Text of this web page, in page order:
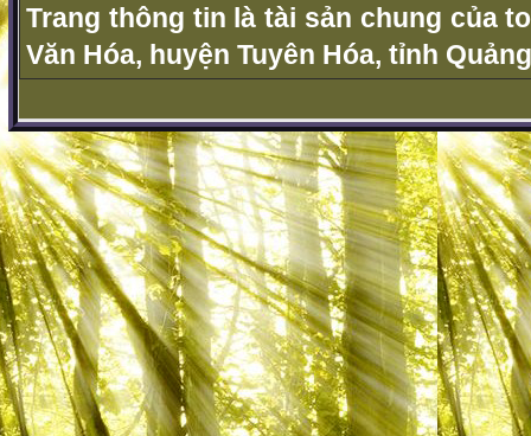
Trang thông tin là tài sản chung của
Văn Hóa, huyện Tuyên Hóa, tỉnh